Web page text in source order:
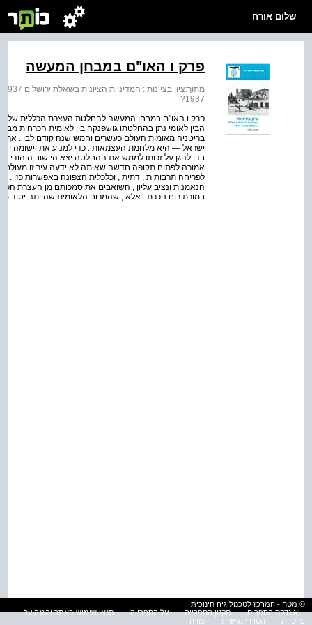
שלום אורח
פרק ו האו"ם במבחן המעשה
מתוך:ציון בציונות : המדיניות הציונית בשאלת ירושלים 1937 - 1949
1937?
הבין לאומי נתן בהחלטתו גושפנקה בין לאומית הכרחית
בריטניה מאומות העולם כעשרים וחמש שנה קודם לבן .
ישראל — היא מלחמת העצמאות . כדי למנוע את יישומה
בדי להגן על זכותו לממש את ההחלטה יצא היישוב
אמורה לפתוח תקופה חדשה שאותה לא ידעה עיר זו מעולם
לפריחה תרבותית , דתית , וכלכלית הצפונה באפשרות כזו .
הנאמנות ונציב עליון , השואבים את סמכותם מן העצרת
במורת רוח ניכרת . אלא , שהמרוח הלאומית שהייתה יסוד
© מטח - המרכז לטכנולוגיה חינוכית
אינדקס הספרים
תקנון הספרייה על הספרייה
תנאי שימוש באתר והגנה על
פרטיות
הסדרי נגישות עזרה